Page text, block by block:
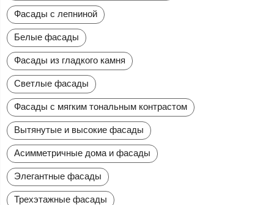
Фасады с лепниной
Белые фасады
Фасады из гладкого камня
Светлые фасады
Фасады с мягким тональным контрастом
Вытянутые и высокие фасады
Асимметричные дома и фасады
Элегантные фасады
Трехэтажные фасады